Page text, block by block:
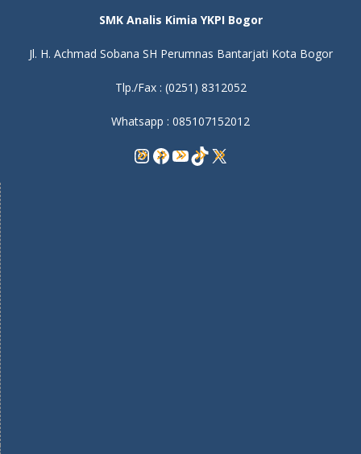
SMK Analis Kimia YKPI Bogor
Jl. H. Achmad Sobana SH Perumnas Bantarjati Kota Bogor
Tlp./Fax : (0251) 8312052
Whatsapp : 085107152012
Instagram
Facebook
YouTube
TikTok
X